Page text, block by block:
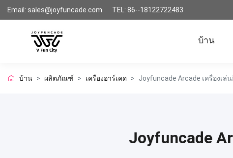
Email: sales@joyfuncade.com TEL: 86--18122722483
บ้าน
บ้าน > ผลิตภัณฑ์ > เครื่องอาร์เคด > Joyfuncade Arcade เครื่องเ
Joyfuncade